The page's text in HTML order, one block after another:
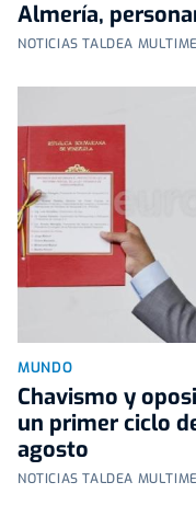
Almería,
NOTICIAS TALDEA
MUNDO
Chavismo y
un primer ciclo
agosto
NOTICIAS TALDEA